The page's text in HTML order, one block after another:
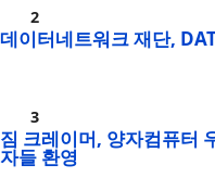
데이터네트워크 재단,
짐 크레이머, 양자컴퓨터
자들 환영